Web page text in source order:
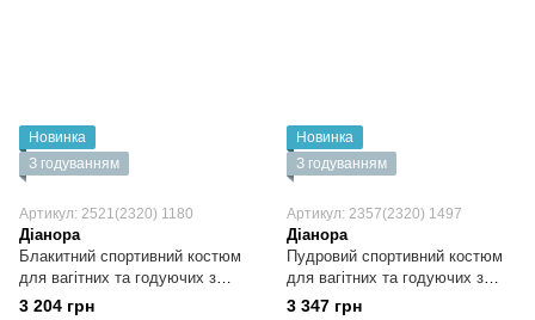
Новинка
З годуванням
Артикул: 2521(2320) 1180
Діанора
Блакитний спортивний костюм
для вагітних та годуючих з
трикотажу 2-х нитка
3 204 грн
Новинка
З годуванням
Артикул: 2357(2320) 1497
Діанора
Пудровий спортивний костюм
для вагітних та годуючих з
м’якого трикотажу на флісі
3 347 грн